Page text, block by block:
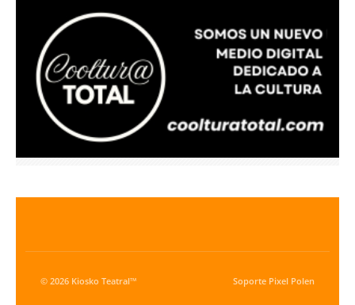
© 2026 Kiosko Teatral™ Soporte Pixel Polen